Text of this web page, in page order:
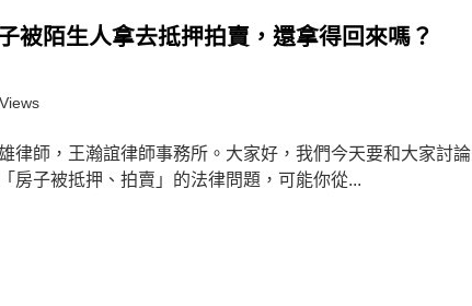
被陌生人拿去抵押拍賣，還拿得回來嗎？
律師，王瀚誼律師事務所。大家好，我們今天要和大家討論
房子被抵押、拍賣」的法律問題，可能你從...